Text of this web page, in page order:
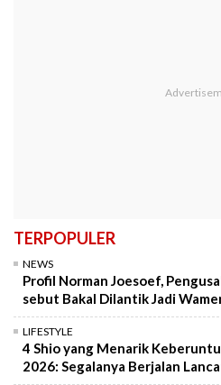
TERPOPULER
NEWS
Profil Norman Joesoef,
sebut Bakal Dilantik Jadi
LIFESTYLE
4 Shio yang Menarik
2026: Segalanya Berjalan